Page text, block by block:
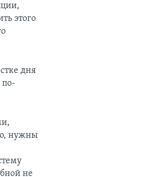
этого
дня
по-
нужны
не